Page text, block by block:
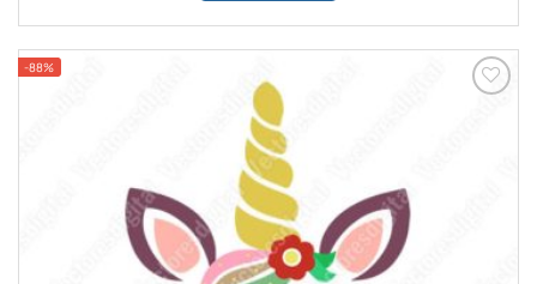
$ 8.00.$ 1.00.
-88%